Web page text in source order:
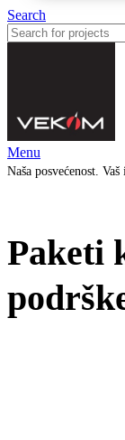
Search
Menu
Naša posvećenost. Vaš
Paketi